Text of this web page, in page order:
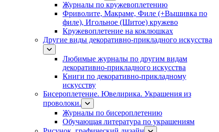
Журналы по кружевоплетению
Фриволите, Макраме, Филе (+Вышивка по
филе), Игольное (Шитое) кружево
Кружевоплетение на коклюшках
Другие виды декоративно-прикладного искусства
Любимые журналы по другим видам
декоративно-прикладного искусства
Книги по декоративно-прикладному
искусству
Бисероплетение. Ювелирика. Украшения из
проволоки.
Журналы по бисероплетению
Обучающая литература по украшениям